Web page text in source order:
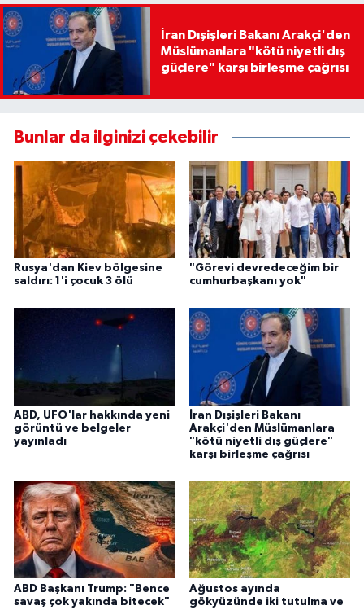
İran Dışişleri Bakanı Arakçi'den
Müslümanlara "kötü niyetli dış
güçlere" karşı birleşme çağrısı
Bunlar da ilginizi çekebilir
Rusya'dan Kiev bölgesine
saldırı: 1'i çocuk 3 ölü
"Görevi devredeceğim bir
cumhurbaşkanı yok"
ABD, UFO'lar hakkında yeni
görüntü ve belgeler
yayınladı
İran Dışişleri Bakanı
Arakçi'den Müslümanlara
"kötü niyetli dış güçlere"
karşı birleşme çağrısı
ABD Başkanı Trump: "Bence
savaş çok yakında bitecek"
Ağustos ayında
gökyüzünde iki tutulma ve